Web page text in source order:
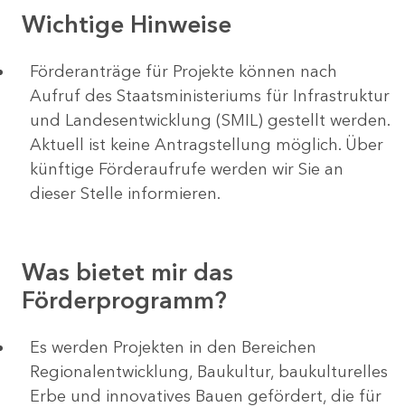
Wichtige Hinweise
Förderanträge für Projekte können nach
Aufruf des Staatsministeriums für Infrastruktur
und Landesentwicklung (SMIL) gestellt werden.
Aktuell ist keine Antragstellung möglich. Über
künftige Förderaufrufe werden wir Sie an
dieser Stelle informieren.
Was bietet mir das
Förderprogramm?
Es werden Projekten in den Bereichen
Regionalentwicklung, Baukultur, baukulturelles
Erbe und innovatives Bauen gefördert, die für